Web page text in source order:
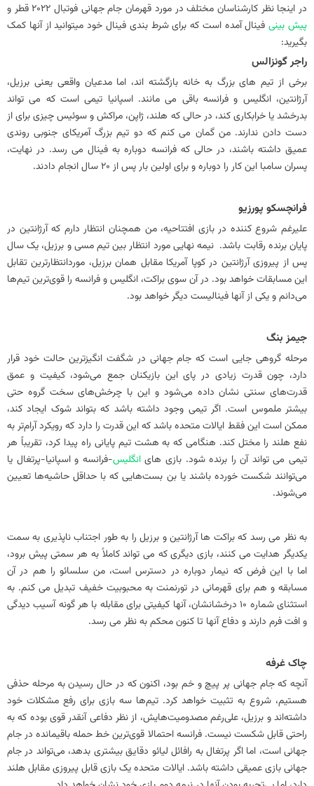
در اینجا نظر کارشناسان مختلف در مورد قهرمان جام جهانی فوتبال 2022 قطر و
پیش بینیفینال آمده است که برای شرط بندی فینال خود میتوانید از آنها کمک
بگیرید:
راجر گونزالس
برخی از تیم های بزرگ به خانه بازگشته اند، اما مدعیان واقعی یعنی برزیل،
آرژانتین، انگلیس و فرانسه باقی می مانند. اسپانیا تیمی است که می تواند
بدرخشد یا خرابکاری کند، در حالی که هلند، ژاپن، مراکش و سوئیس چیزی برای از
دست دادن ندارند. من گمان می کنم که دو تیم بزرگ آمریکای جنوبی روندی
عمیق داشته باشند، در حالی که فرانسه دوباره به فینال می رسد. در نهایت،
پسران سامبا این کار را دوباره و برای اولین بار پس از 20 سال انجام دادند.
فرانچسکو پورزیو
علیرغم شروع کننده در بازی افتتاحیه، من همچنان انتظار دارم که آرژانتین در
پایان برنده رقابت باشد. نیمه نهایی مورد انتظار بین تیم مسی و برزیل، یک سال
پس از پیروزی آرژانتین در کوپا آمریکا مقابل همان برزیل، موردانتظارترین تقابل
این مسابقات خواهد بود. در آن سوی براکت، انگلیس و فرانسه را قوی‌ترین تیم‌ها
می‌دانم و یکی از آنها فینالیست دیگر خواهد بود.
جیمز بنگ
مرحله گروهی جایی است که جام جهانی در شگفت‌ انگیزترین حالت خود قرار
دارد، چون قدرت زیادی در پای این بازیکنان جمع می‌شود، کیفیت و عمق
قدرت‌های سنتی نشان داده می‌شود و این با چرخش‌های سخت گروه حتی
بیشتر ملموس است. اگر تیمی وجود داشته باشد که بتواند شوک ایجاد کند،
ممکن است این فقط ایالات متحده باشد که این قدرت را دارد که رویکرد آرام‌تر به
نفع هلند را مختل کند. هنگامی که به هشت تیم پایانی راه پیدا کرد، تقریباً هر
تیمی می تواند آن را برنده شود. بازی‌ هایانگلیس-فرانسه و اسپانیا-پرتغال یا
می‌توانند شکست‌ خورده باشند یا بن بست‌هایی که با حداقل حاشیه‌ها تعیین
می‌شوند.
به نظر می رسد که براکت ها آرژانتین و برزیل را به طور اجتناب ناپذیری به سمت
یکدیگر هدایت می کنند، بازی دیگری که می تواند کاملاً به هر سمتی پیش برود،
اما با این فرض که نیمار دوباره در دسترس است، من سلسائو را هم در آن
مسابقه و هم برای قهرمانی در تورنمنت به محبوبیت خفیف تبدیل می کنم. به
استثنای شماره 10 درخشانشان، آنها کیفیتی برای مقابله با هر گونه آسیب دیدگی
و افت فرم دارند و دفاع آنها تا کنون محکم به نظر می رسد.
چاک غرفه
آنچه که جام جهانی پر پیچ و خم بود، اکنون که در حال رسیدن به مرحله حذفی
هستیم، شروع به تثبیت خواهد کرد. تیم‌ها سه بازی برای رفع مشکلات خود
داشته‌اند و برزیل، علی‌رغم مصدومیت‌هایش، از نظر دفاعی آنقدر قوی بوده که به
راحتی قابل شکست نیست. فرانسه احتمالا قوی‌ترین خط حمله باقیمانده در جام
جهانی است، اما اگر پرتغال به رافائل لیائو دقایق بیشتری بدهد، می‌تواند در جام
جهانی بازی عمیقی داشته باشد. ایالات متحده یک بازی قابل پیروزی مقابل هلند